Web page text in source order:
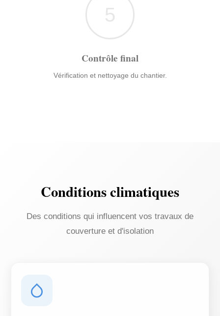
5
Contrôle final
Vérification et nettoyage du chantier.
Conditions climatiques
Des conditions qui influencent vos travaux de
couverture et d'isolation